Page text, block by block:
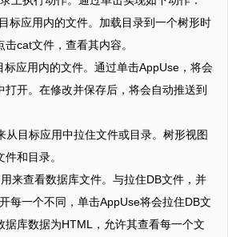
标应用内的文件。加载目录到一个树形时
cat文件，查看其内容。
标应用内的文件。通过单击AppUse，将会
开。在修改并保存后，将会自动推送到
从目标应用中拉住文件或目录。树形视图
和目录。
来查看数据库文件。与拉住DB文件，并
每一个不同，单击AppUse将会拉住DB文
据库数据为HTML，允许其查看每一个文